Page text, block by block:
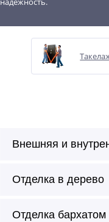
Внешняя и
Отделка в дерево
Отделка бархатом